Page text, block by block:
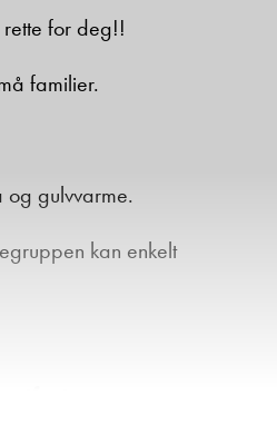
for deg!!
familier.
gulvvarme.
kan enkelt